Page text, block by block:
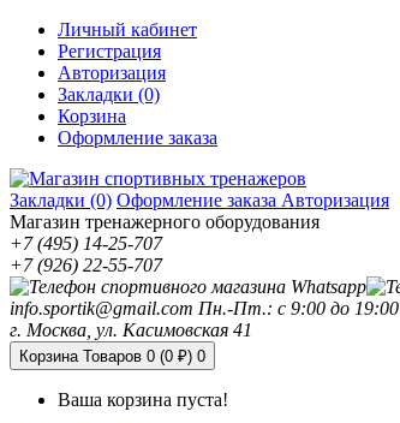
Личный кабинет
Регистрация
Авторизация
Закладки (0)
Корзина
Оформление заказа
Закладки (0) Оформление заказа Авторизация
Магазин тренажерного оборудования
+7 (495) 14-25-707
+7 (926) 22-55-707
info.sportik@gmail.com Пн.-Пт.: с 9:00 до 19:00
г. Москва, ул. Касимовская 41
Корзина Товаров 0 (0 ₽) 0
Ваша корзина пуста!